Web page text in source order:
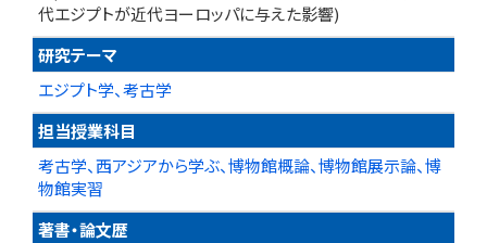
代エジプトが近代ヨーロッパに与えた影響)
研究テーマ
エジプト学、考古学
担当授業科目
考古学、西アジアから学ぶ、博物館概論、博物館展示論、博
物館実習
著書・論文歴